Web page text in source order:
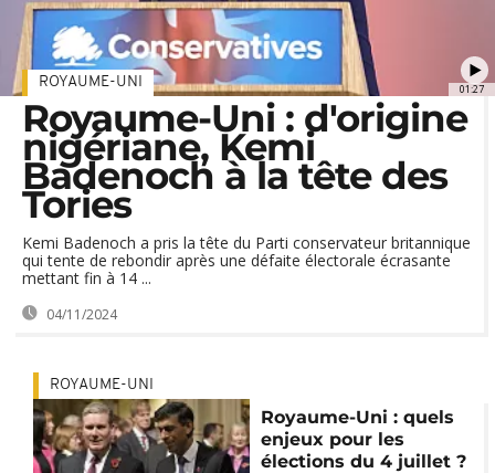
01:27
ROYAUME-UNI
Royaume-Uni : d'origine
nigériane, Kemi
Badenoch à la tête des
Tories
Kemi Badenoch a pris la tête du Parti conservateur britannique
qui tente de rebondir après une défaite électorale écrasante
mettant fin à 14 ...
04/11/2024
ROYAUME-UNI
Royaume-Uni : quels
enjeux pour les
élections du 4 juillet ?